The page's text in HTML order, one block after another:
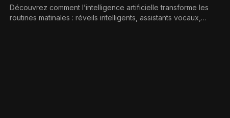
Découvrez comment l’intelligence artificielle transforme les
routines matinales : réveils intelligents, assistants vocaux,